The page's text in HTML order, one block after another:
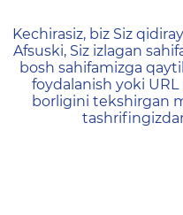
404 —
Kechirasiz, biz Siz
Afsuski, Siz izlagan
bosh sahifamizga
foydalanish yoki
borligini tekshirgan